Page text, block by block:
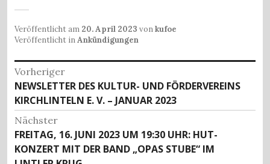
c
e
b
o
o
k
to
d
o
n
ai
l
at
s
A
p
p
le
n
Veröffentlicht am 20. April 2023 vonkufoe
Veröffentlicht inAnkündigungen
Beitragsnavigation
Vorheriger
Vorheriger
Beitrag:
NEWSLETTER DES KULTUR- UND FÖRDERVEREINS
KIRCHLINTELN E. V. – JANUAR 2023
Nächster
Nächster
Beitrag:
FREITAG, 16. JUNI 2023 UM 19:30 UHR: HUT-
KONZERT MIT DER BAND „OPAS STUBE“ IM